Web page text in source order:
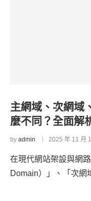
主網域、次網域
麼不同？全面解
by admin 2025 年 11 月
在現代網站架設與網
Domain）」、「次網